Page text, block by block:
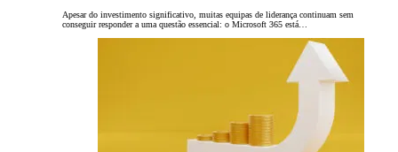
Apesar do investimento significativo, muitas equipas de liderança continuam sem
conseguir responder a uma questão essencial: o Microsoft 365 está…